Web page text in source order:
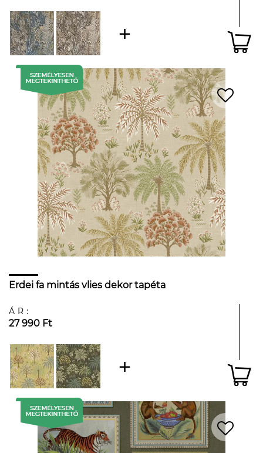
Erdei fa mintás vlies dekor tapéta
ÁR:
27 990 Ft